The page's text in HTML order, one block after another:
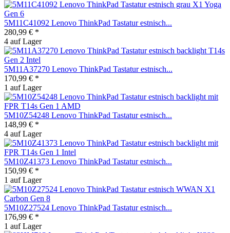
5M11C41092 Lenovo ThinkPad Tastatur estnisch...
280,99 € *
4 auf Lager
5M11A37270 Lenovo ThinkPad Tastatur estnisch...
170,99 € *
1 auf Lager
5M10Z54248 Lenovo ThinkPad Tastatur estnisch...
148,99 € *
4 auf Lager
5M10Z41373 Lenovo ThinkPad Tastatur estnisch...
150,99 € *
1 auf Lager
5M10Z27524 Lenovo ThinkPad Tastatur estnisch...
176,99 € *
1 auf Lager